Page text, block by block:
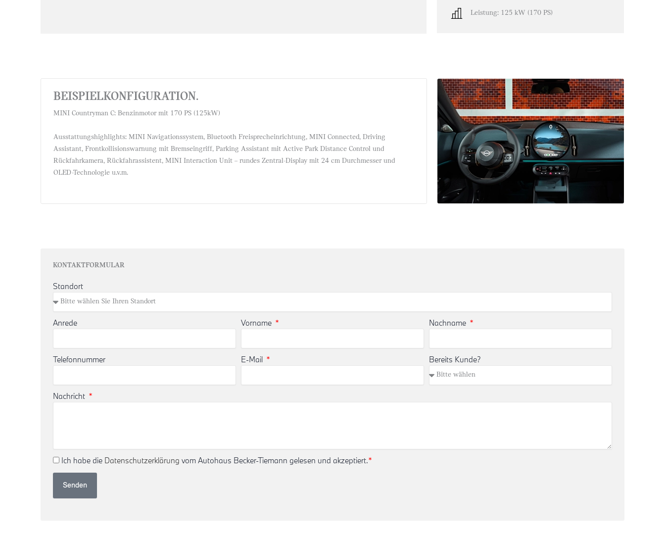
Leistung: 125 kW (170 PS)
BEISPIELKONFIGURATION.
MINI Countryman C: Benzinmotor mit 170 PS (125kW)
Ausstattungshighlights: MINI Navigationssystem, Bluetooth Freisprecheinrichtung, MINI Connected, Driving
Assistant, Frontkollisionswarnung mit Bremseingriff, Parking Assistant mit Active Park Distance Control und
Rückfahrkamera, Rückfahrassistent, MINI Interaction Unit – rundes Zentral-Display mit 24 cm Durchmesser und
OLED-Technologie u.v.m.
KONTAKTFORMULAR
Standort
Anrede Vorname Nachname
Telefonnummer E-Mail Bereits Kunde?
Nachricht
Ich habe die Datenschutzerklärung vom Autohaus Becker-Tiemann gelesen und akzeptiert.*
Senden